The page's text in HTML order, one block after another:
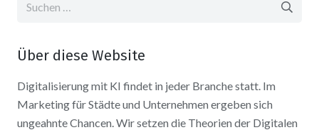
Über diese Website
Digitalisierung mit KI findet in jeder Branche statt. Im
Marketing für Städte und Unternehmen ergeben sich
ungeahnte Chancen. Wir setzen die Theorien der Digitalen